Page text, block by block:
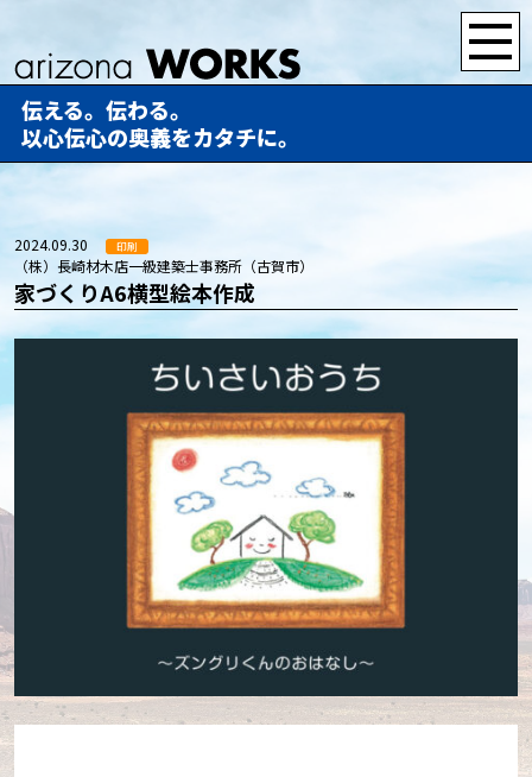
伝える。伝わる。
以心伝心の奥義をカタチに。
2024.09.30 印刷
（株）長崎材木店一級建築士事務所（古賀市）
家づくりA6横型絵本作成